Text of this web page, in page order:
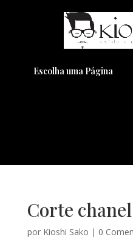
Escolha uma Página
Corte
por Kioshi Sako | 0
Pensando